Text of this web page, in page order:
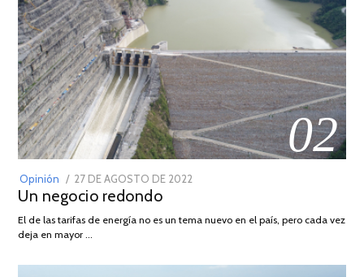
02
Opinión
POSTED
ON
27 DE AGOSTO DE 2022
DE
Un negocio redondo
El de las tarifas de energía no es un tema nuevo en el país, pero cada vez
deja en mayor …